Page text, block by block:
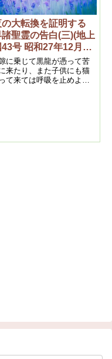
大転換を証明する
聖霊の告白(三)(地上
43号 昭和27年12月25
に乗じて黒龍が憑って苦
来たり、また子供にも猫
て来ては呼吸を止めよう